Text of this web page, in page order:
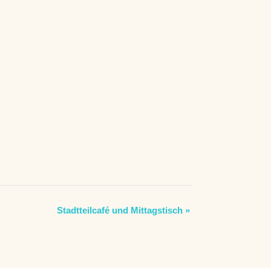
Stadtteilcafé und Mittagstisch »